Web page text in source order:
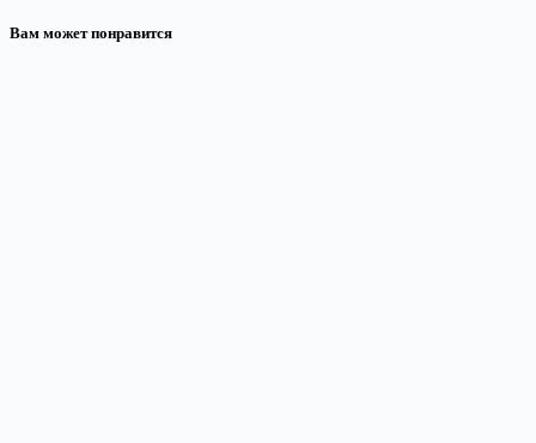
Вам может понравится